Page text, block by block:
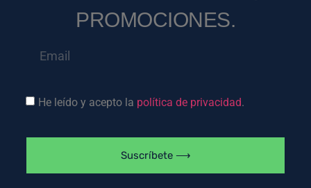
PROMOCIONES.
He leído y acepto la política de privacidad.
Suscríbete ⟶